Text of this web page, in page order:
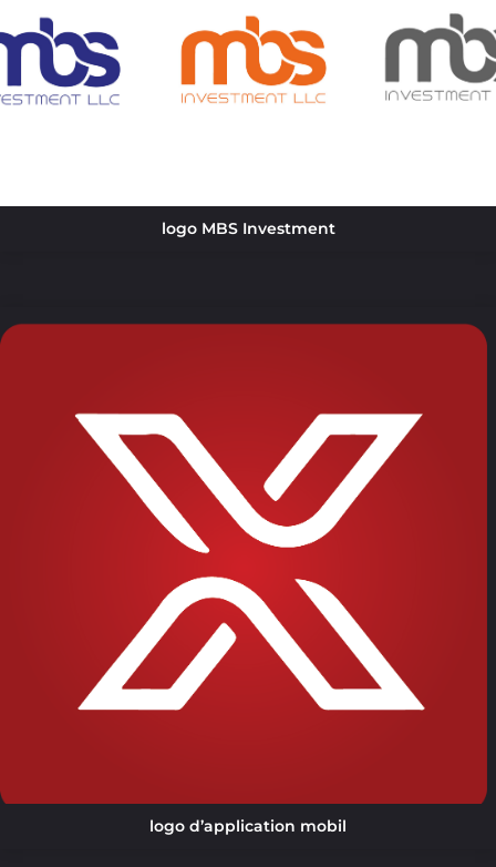
logo MBS Investment
logo d’application mobil